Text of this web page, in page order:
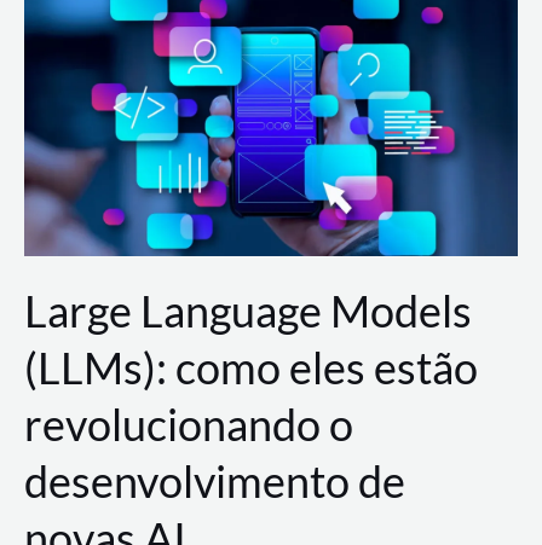
de
a
AWS?
Large Language Models
(LLMs): como eles estão
revolucionando o
desenvolvimento de